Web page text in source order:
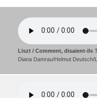
Liszt / Comment, disaient-ils
Diana Damrau/Helmut Deutsch/